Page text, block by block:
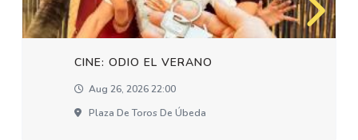
CINE: ODIO EL VERANO
Aug 26, 2026 22:00
Plaza De Toros De Úbeda